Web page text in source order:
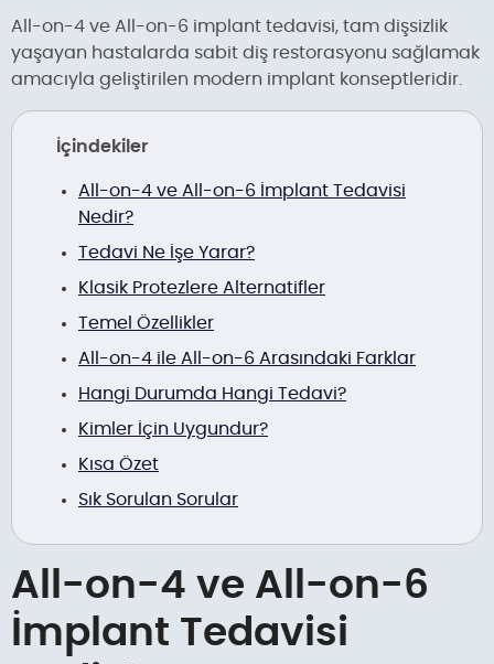
All-on-4 ve All-on-6 implant tedavisi, tam dişsizlik
yaşayan hastalarda sabit diş restorasyonu sağlamak
amacıyla geliştirilen modern implant konseptleridir.
İçindekiler
All-on-4 ve All-on-6 İmplant Tedavisi
Nedir?
Tedavi Ne İşe Yarar?
Klasik Protezlere Alternatifler
Temel Özellikler
All-on-4 ile All-on-6 Arasındaki Farklar
Hangi Durumda Hangi Tedavi?
Kimler İçin Uygundur?
Kısa Özet
Sık Sorulan Sorular
All-on-4 ve All-on-6
İmplant Tedavisi